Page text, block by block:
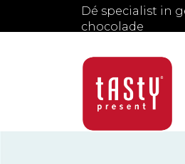
Dé specialist in
chocolade